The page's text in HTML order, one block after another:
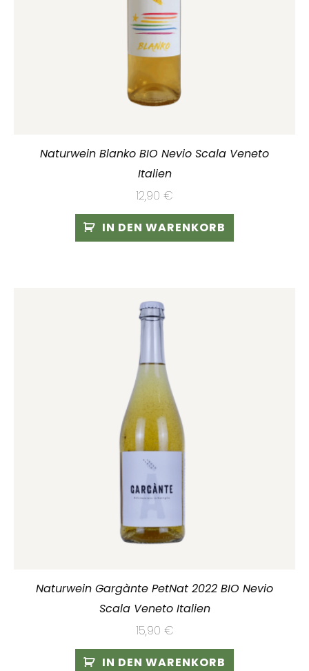
Naturwein Blanko BIO Nevio Scala Veneto
Italien
12,90 €
IN DEN WARENKORB
Naturwein Gargànte PetNat 2022 BIO Nevio
Scala Veneto Italien
15,90 €
IN DEN WARENKORB